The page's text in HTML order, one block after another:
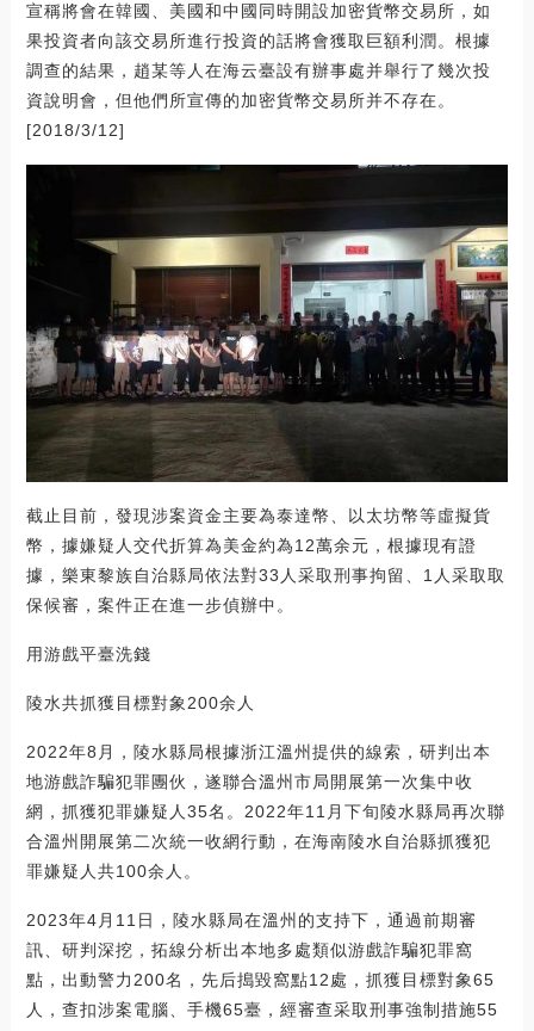
宣稱將會在韓國、美國和中國同時開設加密貨幣交易所，如
果投資者向該交易所進行投資的話將會獲取巨額利潤。根據
調查的結果，趙某等人在海云臺設有辦事處并舉行了幾次投
資說明會，但他們所宣傳的加密貨幣交易所并不存在。
[2018/3/12]
截止目前，發現涉案資金主要為泰達幣、以太坊幣等虛擬貨
幣，據嫌疑人交代折算為美金約為12萬余元，根據現有證
據，樂東黎族自治縣局依法對33人采取刑事拘留、1人采取取
保候審，案件正在進一步偵辦中。
用游戲平臺洗錢
陵水共抓獲目標對象200余人
2022年8月，陵水縣局根據浙江溫州提供的線索，研判出本
地游戲詐騙犯罪團伙，遂聯合溫州市局開展第一次集中收
網，抓獲犯罪嫌疑人35名。2022年11月下旬陵水縣局再次聯
合溫州開展第二次統一收網行動，在海南陵水自治縣抓獲犯
罪嫌疑人共100余人。
2023年4月11日，陵水縣局在溫州的支持下，通過前期審
訊、研判深挖，拓線分析出本地多處類似游戲詐騙犯罪窩
點，出動警力200名，先后搗毀窩點12處，抓獲目標對象65
人，查扣涉案電腦、手機65臺，經審查采取刑事強制措施55